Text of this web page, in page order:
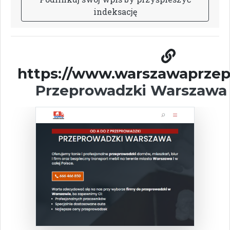
indeksację
https://
Przeprowadzki